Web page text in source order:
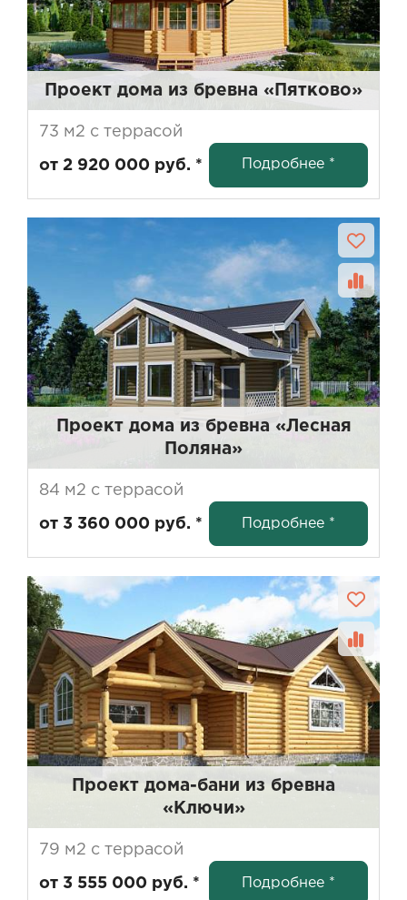
Проект дома из бревна «Пятково»
73 м2 с террасой
от 2 920 000 руб. * Подробнее *
Проект дома из бревна «Лесная
Поляна»
84 м2 с террасой
от 3 360 000 руб. * Подробнее *
Проект дома-бани из бревна
«Ключи»
79 м2 с террасой
от 3 555 000 руб. * Подробнее *